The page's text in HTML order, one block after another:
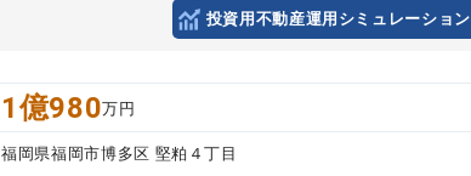
投資用不動産運用シミュレーション
1億980万円
福岡県福岡市博多区 堅粕４丁目